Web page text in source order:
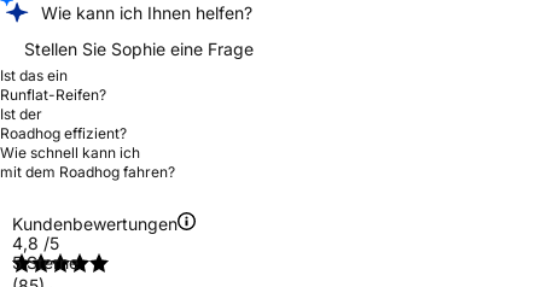
Wie kann ich Ihnen helfen?
Stellen Sie Sophie eine Frage
Ist das ein
Runflat-Reifen?
Ist der
Roadhog effizient?
Wie schnell kann ich
mit dem Roadhog fahren?
Kundenbewertungen
4,8 /5
5 Sterne